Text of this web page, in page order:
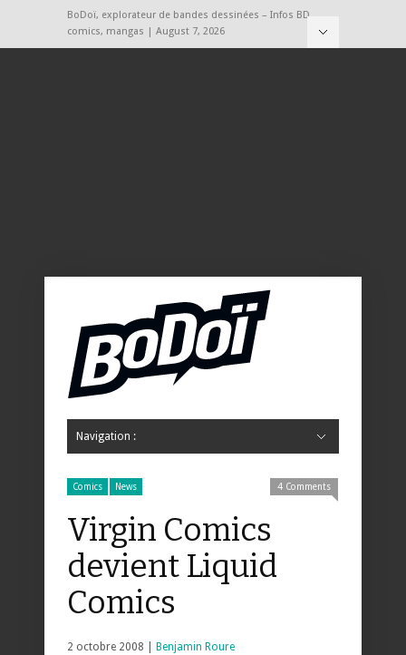
BoDoï, explorateur de bandes dessinées – Infos BD,
comics, mangas | August 7, 2026
Navigation :
Comics News 4 Comments
Virgin Comics
devient Liquid
Comics
2 octobre 2008 | Benjamin Roure